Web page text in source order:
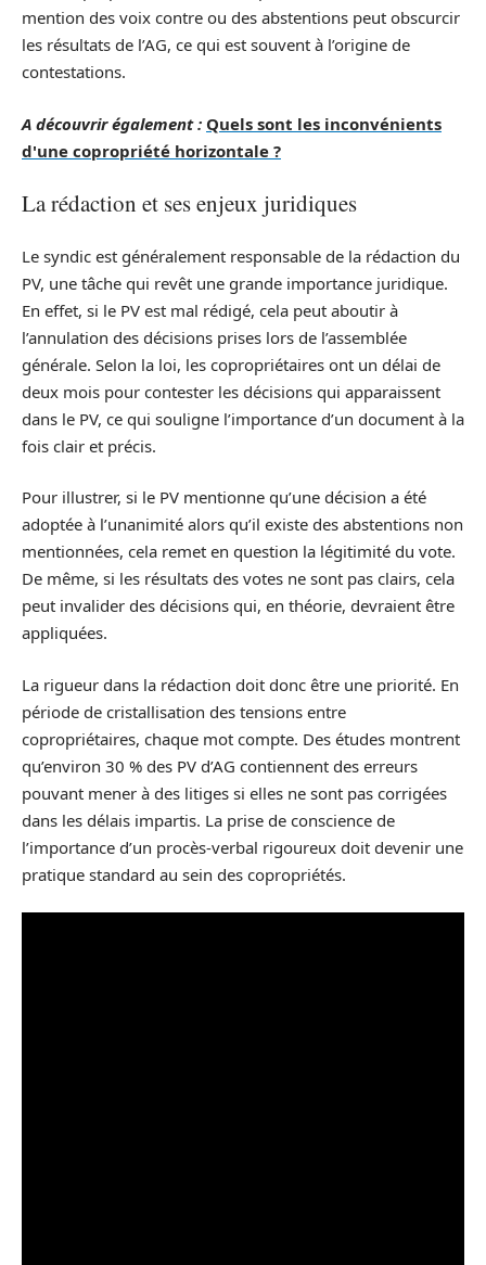
mention des voix contre ou des abstentions peut obscurcir
les résultats de l’AG, ce qui est souvent à l’origine de
contestations.
A découvrir également : Quels sont les inconvénients
d'une copropriété horizontale ?
La rédaction et ses enjeux juridiques
Le syndic est généralement responsable de la rédaction du
PV, une tâche qui revêt une grande importance juridique.
En effet, si le PV est mal rédigé, cela peut aboutir à
l’annulation des décisions prises lors de l’assemblée
générale. Selon la loi, les copropriétaires ont un délai de
deux mois pour contester les décisions qui apparaissent
dans le PV, ce qui souligne l’importance d’un document à la
fois clair et précis.
Pour illustrer, si le PV mentionne qu’une décision a été
adoptée à l’unanimité alors qu’il existe des abstentions non
mentionnées, cela remet en question la légitimité du vote.
De même, si les résultats des votes ne sont pas clairs, cela
peut invalider des décisions qui, en théorie, devraient être
appliquées.
La rigueur dans la rédaction doit donc être une priorité. En
période de cristallisation des tensions entre
copropriétaires, chaque mot compte. Des études montrent
qu’environ 30 % des PV d’AG contiennent des erreurs
pouvant mener à des litiges si elles ne sont pas corrigées
dans les délais impartis. La prise de conscience de
l’importance d’un procès-verbal rigoureux doit devenir une
pratique standard au sein des copropriétés.